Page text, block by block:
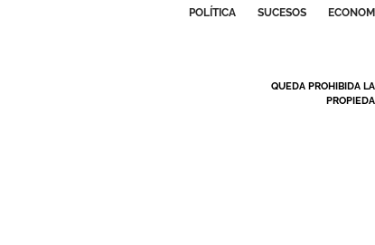
POLÍTICA SUCESOS
QUEDA PROHIBIDA